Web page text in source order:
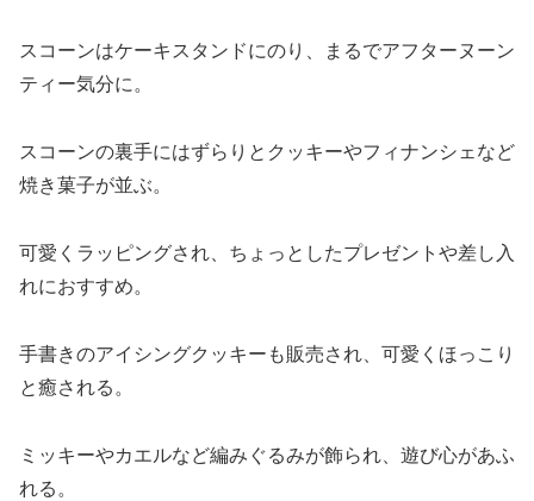
スコーンはケーキスタンドにのり、まるでアフターヌーン
ティー気分に。
スコーンの裏手にはずらりとクッキーやフィナンシェなど
焼き菓子が並ぶ。
可愛くラッピングされ、ちょっとしたプレゼントや差し入
れにおすすめ。
手書きのアイシングクッキーも販売され、可愛くほっこり
と癒される。
ミッキーやカエルなど編みぐるみが飾られ、遊び心があふ
れる。